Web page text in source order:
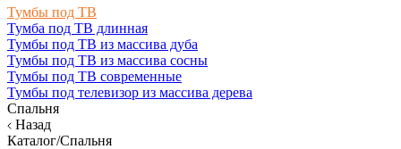
Тумбы под ТВ
Тумба под ТВ длинная
Тумбы под ТВ из массива дуба
Тумбы под ТВ из массива сосны
Тумбы под ТВ современные
Тумбы под телевизор из массива дерева
Спальня
Назад
Каталог/Спальня